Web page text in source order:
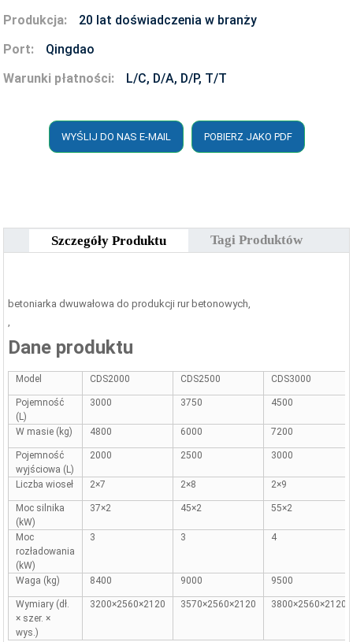
Produkcja:
20 lat doświadczenia w branży
Port:
Qingdao
Warunki płatności:
L/C, D/A, D/P, T/T
WYŚLIJ DO NAS E-MAIL POBIERZ JAKO PDF
Szczegóły Produktu Tagi Produktów
betoniarka dwuwałowa do produkcji rur betonowych,
Dane produktu
Model CDS2000 CDS2500 CDS3000
Pojemność
(L)
3000 3750 4500
W masie (kg) 4800 6000 7200
Pojemność
wyjściowa (L)
2000 2500 3000
Liczba wioseł 2×7 2×8 2×9
Moc silnika
(kW)
37×2 45×2 55×2
Moc
rozładowania
(kW)
3 3 4
Waga (kg) 8400 9000 9500
Wymiary (dł.
× szer. ×
wys.)
3200×2560×2120 3570×2560×2120 3800×2560×2120